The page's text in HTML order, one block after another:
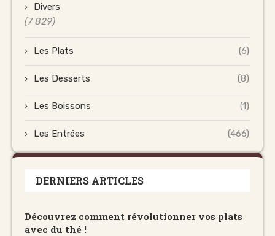
Divers
(7 829)
Les Plats (6)
Les Desserts (8)
Les Boissons (1)
Les Entrées (466)
DERNIERS ARTICLES
Découvrez comment révolutionner vos plats
avec du thé !